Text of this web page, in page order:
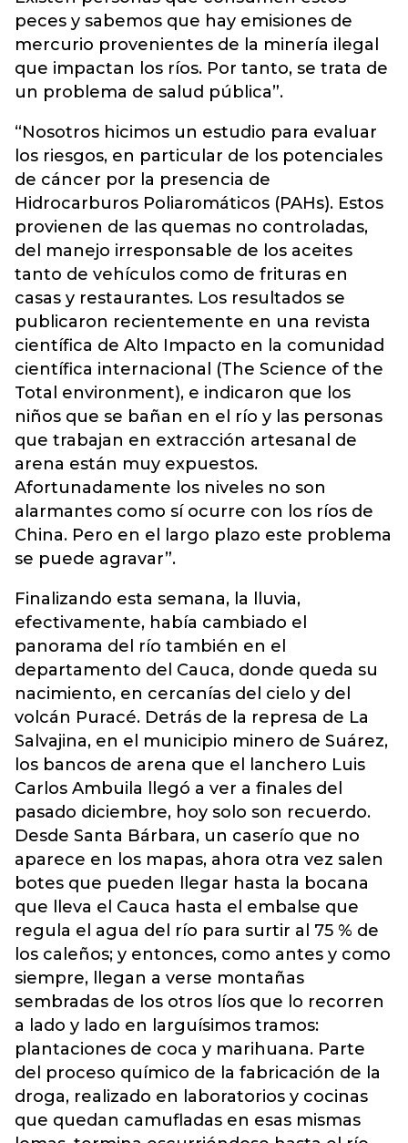
peces y sabemos que hay emisiones de
mercurio provenientes de la minería ilegal
que impactan los ríos. Por tanto, se trata de
un problema de salud pública”.
“Nosotros hicimos un estudio para evaluar
los riesgos, en particular de los potenciales
de cáncer por la presencia de
Hidrocarburos Poliaromáticos (PAHs). Estos
provienen de las quemas no controladas,
del manejo irresponsable de los aceites
tanto de vehículos como de frituras en
casas y restaurantes. Los resultados se
publicaron recientemente en una revista
científica de Alto Impacto en la comunidad
científica internacional (The Science of the
Total environment), e indicaron que los
niños que se bañan en el río y las personas
que trabajan en extracción artesanal de
arena están muy expuestos.
Afortunadamente los niveles no son
alarmantes como sí ocurre con los ríos de
China. Pero en el largo plazo este problema
se puede agravar”.
Finalizando esta semana, la lluvia,
efectivamente, había cambiado el
panorama del río también en el
departamento del Cauca, donde queda su
nacimiento, en cercanías del cielo y del
volcán Puracé. Detrás de la represa de La
Salvajina, en el municipio minero de Suárez,
los bancos de arena que el lanchero Luis
Carlos Ambuila llegó a ver a finales del
pasado diciembre, hoy solo son recuerdo.
Desde Santa Bárbara, un caserío que no
aparece en los mapas, ahora otra vez salen
botes que pueden llegar hasta la bocana
que lleva el Cauca hasta el embalse que
regula el agua del río para surtir al 75 % de
los caleños; y entonces, como antes y como
siempre, llegan a verse montañas
sembradas de los otros líos que lo recorren
a lado y lado en larguísimos tramos:
plantaciones de coca y marihuana. Parte
del proceso químico de la fabricación de la
droga, realizado en laboratorios y cocinas
que quedan camufladas en esas mismas